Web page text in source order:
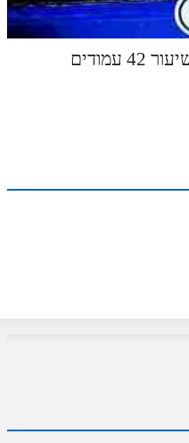
הדף היומי בתע"ס – חלק ד | שיעור 42 עמודים